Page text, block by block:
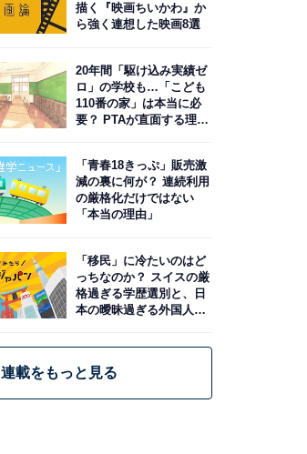
描く『映画ちいかわ』か
ら強く連想した映画8選
20年間「駆け込み実績ゼ
ロ」の学校も…「こども
110番の家」は本当に必
要？ PTAが直面する理想
「青春18きっぷ」販売激
減の裏に何が？ 連続利用
の厳格化だけではない
「本当の理由」
「移民」に冷たいのはど
っちなのか？ スイスの厳
格過ぎる学歴選別と、日
本の曖昧過ぎる外国人政
連載をもっと見る